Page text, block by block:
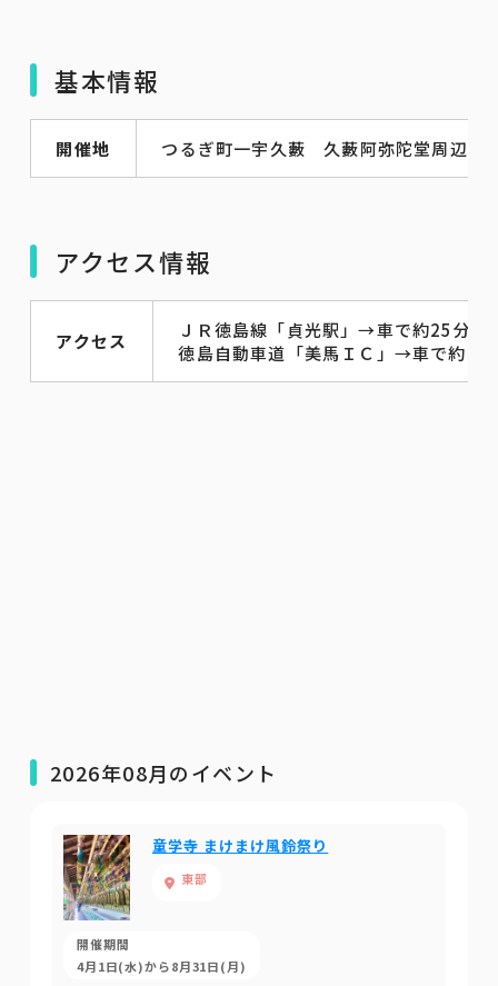
基本情報
開催地 つるぎ町一宇久藪 久藪阿弥陀堂周辺
アクセス情報
アクセス
ＪＲ徳島線「貞光駅」→車で約25分
徳島自動車道「美馬ＩＣ」→車で約35
2026年08月のイベント
童学寺 まけまけ風鈴祭り
東部
開催期間
4月1日(水)から8月31日(月)